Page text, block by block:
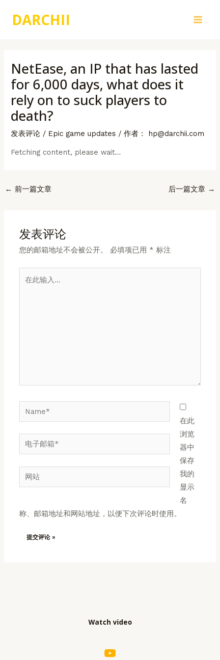
DARCHII
NetEase, an IP that has lasted
for 6,000 days, what does it
rely on to suck players to
death?
发表评论 / Epic game updates / 作者： hp@darchii.com
Fetching content, please wait…
Post
← 前一篇文章 后一篇文章 →
发表评论
您的邮箱地址不会被公开。 必填项已用 * 标注
Name*
电
子
邮
箱
网
站
在此
浏览
器中
保存
我的
显示
名
称、邮箱地址和网站地址，以便下次评论时使用。
Watch video